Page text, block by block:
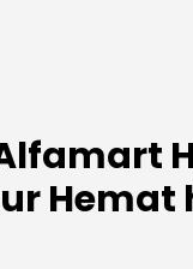
Hemat